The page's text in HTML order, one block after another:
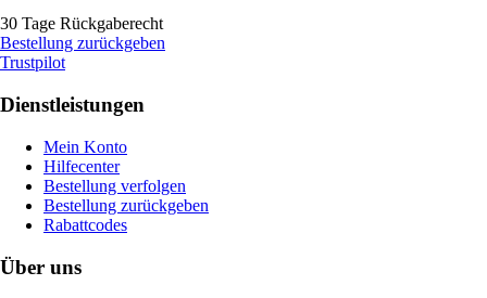
30 Tage Rückgaberecht
Bestellung zurückgeben
Trustpilot
Dienstleistungen
Mein Konto
Hilfecenter
Bestellung verfolgen
Bestellung zurückgeben
Rabattcodes
Über uns